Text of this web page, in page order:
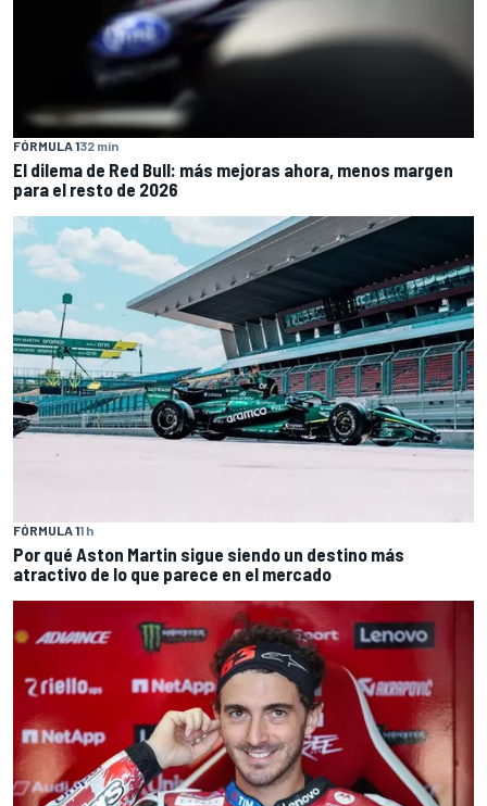
FÓRMULA 132 min
El dilema de Red Bull: más mejoras ahora, menos margen
para el resto de 2026
FÓRMULA 11 h
Por qué Aston Martin sigue siendo un destino más
atractivo de lo que parece en el mercado